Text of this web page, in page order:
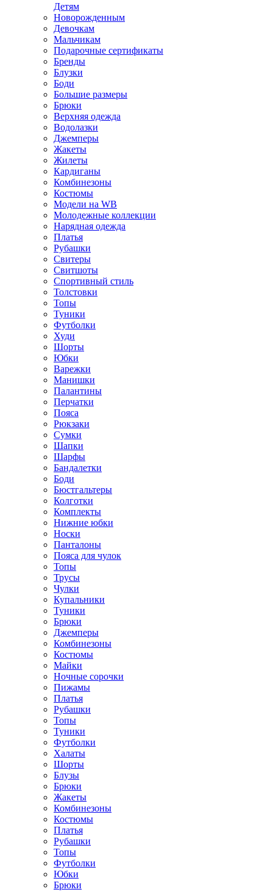
Детям
Новорожденным
Девочкам
Мальчикам
Подарочные сертификаты
Бренды
Блузки
Боди
Большие размеры
Брюки
Верхняя одежда
Водолазки
Джемперы
Жакеты
Жилеты
Кардиганы
Комбинезоны
Костюмы
Модели на WB
Молодежные коллекции
Нарядная одежда
Платья
Рубашки
Свитеры
Свитшоты
Спортивный стиль
Толстовки
Топы
Туники
Футболки
Худи
Шорты
Юбки
Варежки
Манишки
Палантины
Перчатки
Пояса
Рюкзаки
Сумки
Шапки
Шарфы
Бандалетки
Боди
Бюстгальтеры
Колготки
Комплекты
Нижние юбки
Носки
Панталоны
Поясa для чулок
Топы
Трусы
Чулки
Купальники
Туники
Брюки
Джемперы
Комбинезоны
Костюмы
Майки
Ночные сорочки
Пижамы
Платья
Рубашки
Топы
Туники
Футболки
Халаты
Шорты
Блузы
Брюки
Жакеты
Комбинезоны
Костюмы
Платья
Рубашки
Топы
Футболки
Юбки
Брюки